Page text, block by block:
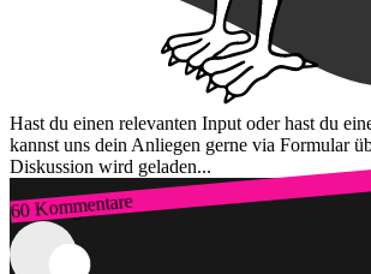
Hast du einen relevanten Input oder hast du
kannst uns dein Anliegen gerne via Formular
Diskussion wird geladen...
60 Kommentare
Zum Login